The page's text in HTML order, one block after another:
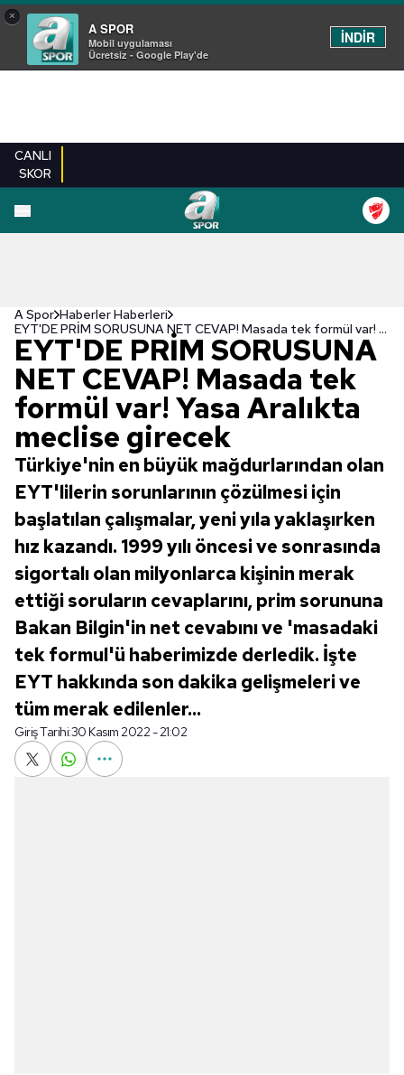
×
A SPOR
Mobil uygulaması
Ücretsiz - Google Play'de
İNDİR
CANLI
SKOR
A Spor Haberler Haberleri
EYT'DE PRİM SORUSUNA NET CEVAP! Masada tek formül var! Yasa Aralıkta meclise girecek
EYT'DE PRİM SORUSUNA
NET CEVAP! Masada tek
formül var! Yasa Aralıkta
meclise girecek
Türkiye'nin en büyük mağdurlarından olan
EYT'lilerin sorunlarının çözülmesi için
başlatılan çalışmalar, yeni yıla yaklaşırken
hız kazandı. 1999 yılı öncesi ve sonrasında
sigortalı olan milyonlarca kişinin merak
ettiği soruların cevaplarını, prim sorununa
Bakan Bilgin'in net cevabını ve 'masadaki
tek formul'ü haberimizde derledik. İşte
EYT hakkında son dakika gelişmeleri ve
tüm merak edilenler...
Giriş Tarihi:30 Kasım 2022 - 21:02